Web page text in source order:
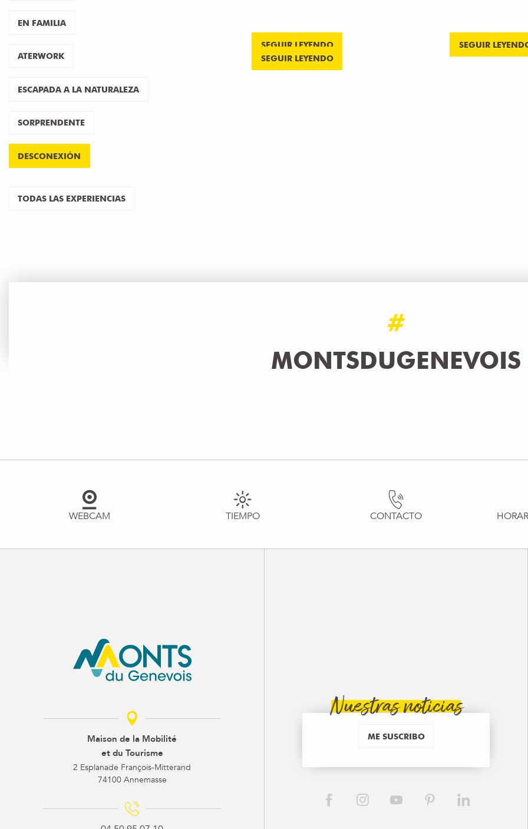
EN FAMILIA
ATERWORK
ESCAPADA A LA NATURALEZA
SORPRENDENTE
DESCONEXIÓN
TODAS LAS EXPERIENCIAS
SEGUIR LEYENDO SEGUIR
SEGUIR LEYENDO
#
MONTSDUGENEVOIS
WEBCAM TIEMPO CONTACTO
Maison de la Mobilité
et du Tourisme
2 Esplanade François-Mitterand
74100 Annemasse
Nuestras noticias
ME SUSCRIBO